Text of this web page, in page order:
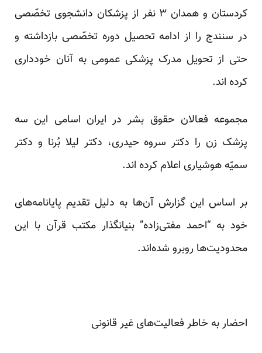
کردستان و همدان ۳ نفر از پزشکان دانشجوی تخصّصی
در سنندج را از ادامه‌ تحصیل دوره تخصّصی بازداشته و
حتی از تحویل مدرک پزشکی عمومی به آنان خودداری
کرده اند.
مجموعه فعالان حقوق بشر در ایران اسامی این سه
پزشک زن را دکتر سروه حیدری، دکتر لیلا بُرنا و دکتر
سمیّه هوشیاری اعلام کرده اند.
بر اساس این گزارش آن‌ها به دلیل تقدیم پایانامه‌های
خود به “احمد مفتی‌زاده” بنیانگذار مکتب قرآن با این
محدودیت‌ها روبرو شده‌اند.
احضار به خاطر فعالیت‌های غیر قانونی